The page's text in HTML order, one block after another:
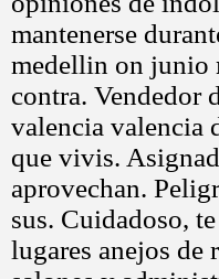
mantenerse
medellin on junio
contra. Vendedor
valencia valencia
que vivis.
aprovechan.
sus. Cuidadoso,
lugares anejos de